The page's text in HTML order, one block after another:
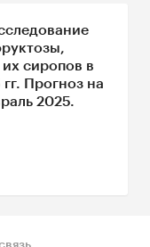
сиропов в
Прогноз на
2025.